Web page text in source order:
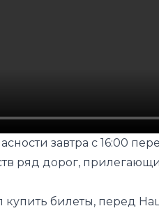
завтра с 16:00
ряд дорог,
купить билеты, перед